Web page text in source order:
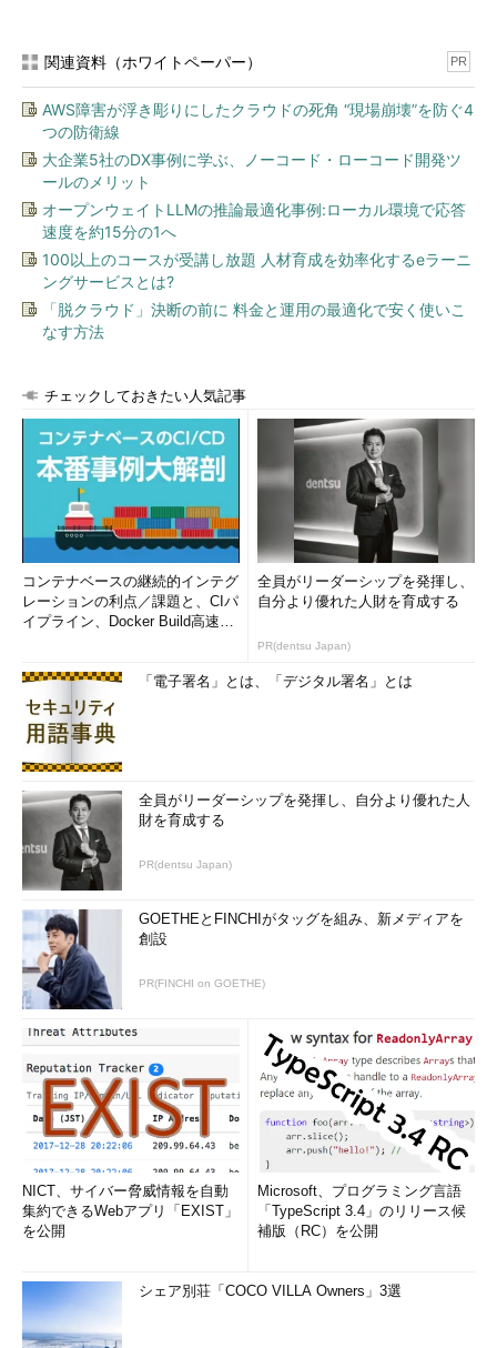
  char *s;
  size_t n = size;
  if(n<=0){
    return NULL;
  n--; /* null 終端文字の分を確保 */
  while(0<n){
    for (s = buf; (c = getchar()) != '\n'; )
      if (c == EOF)
              return (NULL);
          } else
              break;
      else {
      }
  }
  return (buf);
}
C言語仕様で規定されている標準ライブラリの中では、この修
正版に近い関数として、fgets()関数があります。
    char *fgets(char *s, int size, FILE *stream);
タを読み込む、改行コードも含めてコピーする、など、gets()と
比べて挙動の違いがあるため、単純に置き換えるだけでは済まな
いこともあると思いますが、gets()よりはfgets()を使うよう心掛
けるべきです。
実際、OpenBSDやLinuxのmanページでは「gets()は使うな」
とはっきり書かれています。また、gets()関数を含むコードをコ
ンパイルした場合に警告が出るのを見たことがある方もいること
でしょう（注2）。
注2：LLVMを使っているApple OS X環境では実行時に警告メ
ッセージが出ます。--analyze オプションを付けてコンパイル
するとコンパイル時にも警告メッセージが出ます。
ちなみに、C89からC99への改訂に伴ってまとめられた「C99
Rationale」を見ると、C99制定当時にもgets()関数を標準ライブ
ラリに入れるかどうか議論があったらしきことがうかがえます。
2011年に改定されたC言語仕様の最新版、C11では、とうとう
まとめ
いうドキュメントと、バッファオーバーフローの基礎知識を説明
し、コード例としてgets()関数の実装を使って、どのように修正
すべきか考えてみました。
関連資料（ホワイトペーパー） PR
AWS障害が浮き彫りにしたクラウドの死角 “現場崩壊”を防ぐ4
つの防衛線
大企業5社のDX事例に学ぶ、ノーコード・ローコード開発ツ
ールのメリット
オープンウェイトLLMの推論最適化事例:ローカル環境で応答
速度を約15分の1へ
100以上のコースが受講し放題 人材育成を効率化するeラーニ
ングサービスとは?
「脱クラウド」決断の前に 料金と運用の最適化で安く使いこ
なす方法
チェックしておきたい人気記事
コンテナベースの継続的インテグ
レーションの利点／課題と、CIパ
イプライン、Docker Build高速化
全員がリーダーシップを発揮し、
自分より優れた人財を育成する
PR(dentsu Japan)
「電子署名」とは、「デジタル署名」とは
全員がリーダーシップを発揮し、自分より優れた人
財を育成する
PR(dentsu Japan)
GOETHEとFINCHIがタッグを組み、新メディアを
創設
PR(FINCHI on GOETHE)
NICT、サイバー脅威情報を自動
集約できるWebアプリ「EXIST」
を公開
Microsoft、プログラミング言語
「TypeScript 3.4」のリリース候
補版（RC）を公開
シェア別荘「COCO VILLA Owners」3選